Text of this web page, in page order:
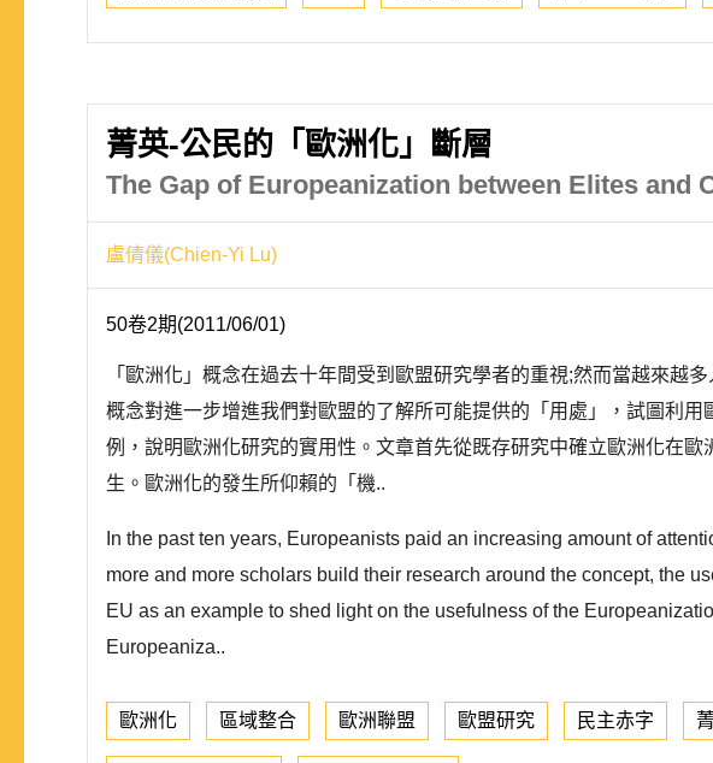
菁英-公民的「歐洲化」斷層
The Gap of Europeanization between Elites and
盧倩儀(Chien-Yi Lu)
50卷2期(2011/06/01)
「歐洲化」概念在過去十年間受到歐盟研究學者的重視;然而當越來越
概念對進一步增進我們對歐盟的了解所可能提供的「用處」，試圖利
例，說明歐洲化研究的實用性。文章首先從既存研究中確立歐洲化在
生。歐洲化的發生所仰賴的「機..
In the past ten years, Europeanists paid an increasing amount of
more and more scholars build their research around the concept, the
EU as an example to shed light on the usefulness of the
Europeaniza..
歐洲化 區域整合 歐洲聯盟 歐盟研究 民主赤字